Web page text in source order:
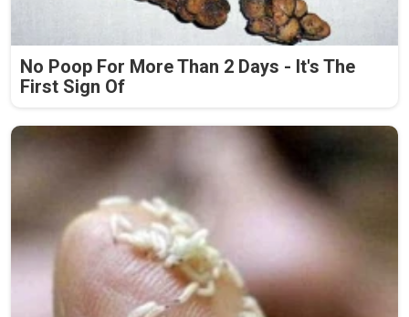
No Poop For More Than 2 Days - It's The
First Sign Of